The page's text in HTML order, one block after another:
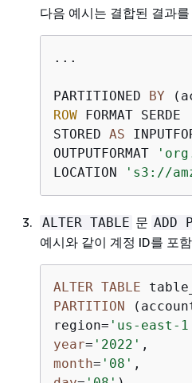
다음 예시는 결합된 결과
...
PARTITIONED BY
ROW FORMAT SERDE
STORED AS
OUTPUTFORMAT
LOCATION
's3://
ALTER TABLE 문 ADD
예시와 같이 계정 ID를 포
ALTER TABLE
PARTITION
region= 'us-east-
year= '2022'
month= '08'